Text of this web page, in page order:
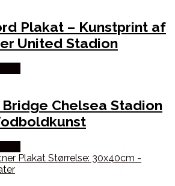
Plakat – Kunstprint af
United Stadion
Chelsea Stadion